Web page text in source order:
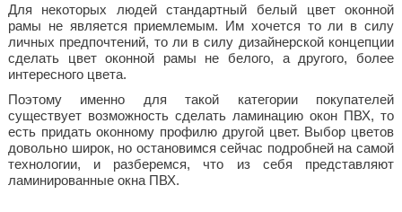
Для некоторых людей стандартный белый цвет оконной
рамы не является приемлемым. Им хочется то ли в силу
личных предпочтений, то ли в силу дизайнерской концепции
сделать цвет оконной рамы не белого, а другого, более
интересного цвета.
Поэтому именно для такой категории покупателей
существует возможность сделать ламинацию окон ПВХ, то
есть придать оконному профилю другой цвет. Выбор цветов
довольно широк, но остановимся сейчас подробней на самой
технологии, и разберемся, что из себя представляют
ламинированные окна ПВХ.